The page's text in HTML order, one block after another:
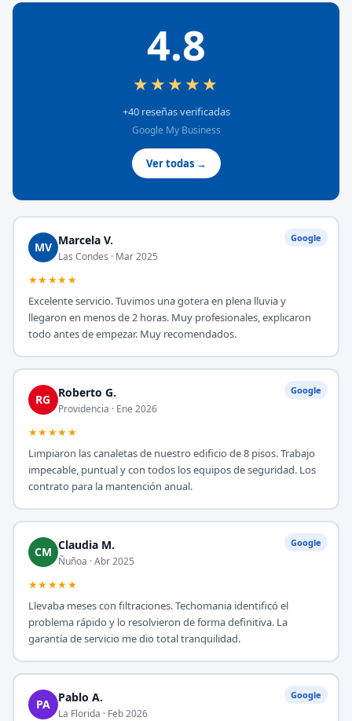
4.8
★★★★★
+40 reseñas verificadas
Google My Business
Ver todas →
Google
MV Marcela V.
Las Condes · Mar 2025
★★★★★
Excelente servicio. Tuvimos una gotera en plena lluvia y
llegaron en menos de 2 horas. Muy profesionales, explicaron
todo antes de empezar. Muy recomendados.
Google
RG Roberto G.
Providencia · Ene 2026
★★★★★
Limpiaron las canaletas de nuestro edificio de 8 pisos. Trabajo
impecable, puntual y con todos los equipos de seguridad. Los
contrato para la mantención anual.
Google
CM Claudia M.
Ñuñoa · Abr 2025
★★★★★
Llevaba meses con filtraciones. Techomania identificó el
problema rápido y lo resolvieron de forma definitiva. La
garantía de servicio me dio total tranquilidad.
Google
PA Pablo A.
La Florida · Feb 2026